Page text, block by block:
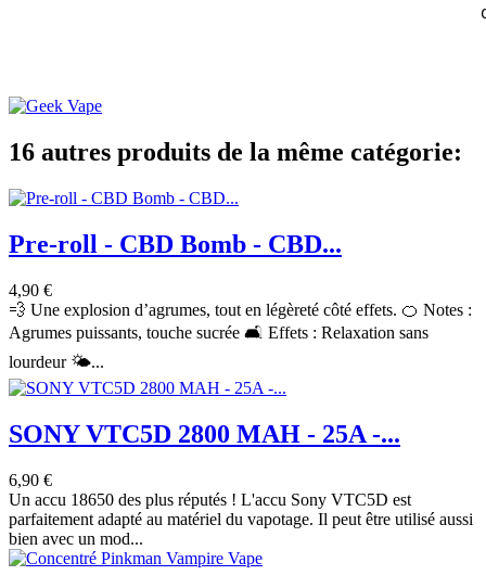
16 autres produits de la même catégorie:
Pre-roll - CBD Bomb - CBD...
4,90 €
💨 Une explosion d’agrumes, tout en légèreté côté effets. 🍊 Notes :
Agrumes puissants, touche sucrée 🛋️ Effets : Relaxation sans
lourdeur 🌤️...
SONY VTC5D 2800 MAH - 25A -...
6,90 €
Un accu 18650 des plus réputés ! L'accu Sony VTC5D est
parfaitement adapté au matériel du vapotage. Il peut être utilisé aussi
bien avec un mod...